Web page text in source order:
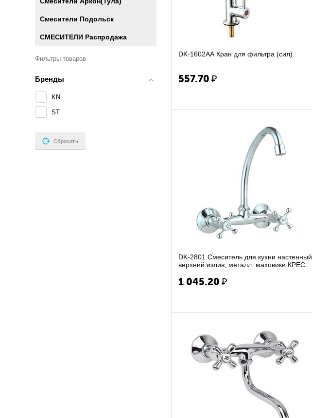
DK-1602AA Кран для фильтра (сил)
557.70 ₽
DK-2801 Смеситель для кухни настенный
верхний излив, металл. маховики КРЕСТ,
1 045.20 ₽
Смесители Подольск
СМЕСИТЕЛИ Распродажа
Фильтры товаров
Бренды
KN
ST
Сбросить